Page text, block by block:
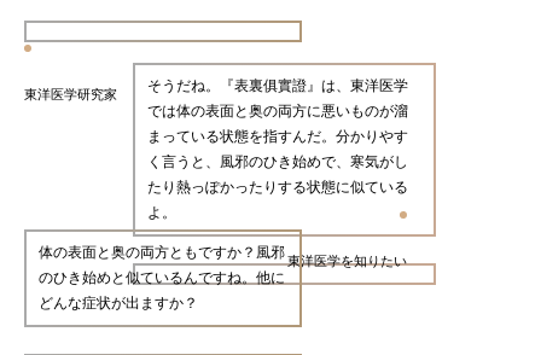
東洋医学研究家
そうだね。『表裏俱實證』は、東洋医学
では体の表面と奥の両方に悪いものが溜
まっている状態を指すんだ。分かりやす
く言うと、風邪のひき始めで、寒気がし
たり熱っぽかったりする状態に似ている
よ。
東洋医学を知りたい
体の表面と奥の両方ともですか？風邪
のひき始めと似ているんですね。他に
どんな症状が出ますか？